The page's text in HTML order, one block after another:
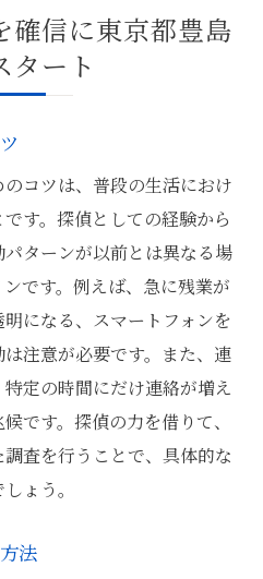
新の調査ツール
のための心構え
探偵が教える東京都豊島
とその実践
重要性
査手法の選択
バシーのバランス
と意義
偵が明かす証拠収集の具
な取得方法
ニック
限
確信に東京都豊島
タート
コツは、普段の生活におけ
す。探偵としての経験から
ターンが以前とは異なる場
です。例えば、急に残業が
になる、スマートフォンを
注意が必要です。また、連
定の時間にだけ連絡が増え
です。探偵の力を借りて、
査を行うことで、具体的な
ょう。
法